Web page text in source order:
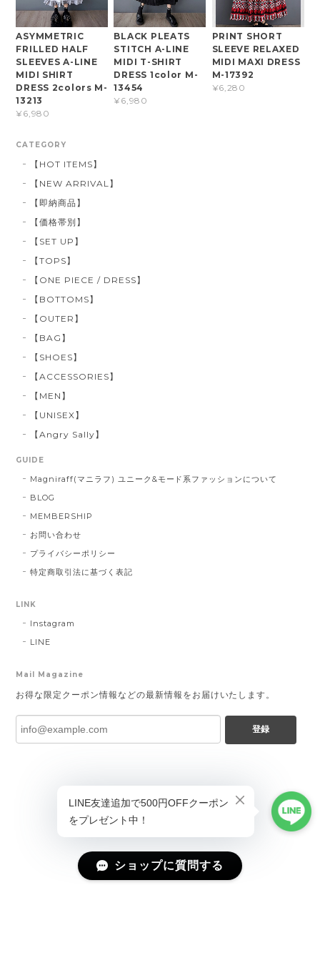
ASYMMETRIC
FRILLED HALF
SLEEVES A-LINE
MIDI SHIRT
DRESS 2colors M-
13213
¥6,980
BLACK PLEATS
STITCH A-LINE
MIDI T-SHIRT
DRESS 1color M-
13454
¥6,980
PRINT SHORT
SLEEVE RELAXED
MIDI MAXI DRESS
M-17392
¥6,280
CATEGORY
【HOT ITEMS】
【NEW ARRIVAL】
【即納商品】
【価格帯別】
【SET UP】
【TOPS】
【ONE PIECE / DRESS】
【BOTTOMS】
【OUTER】
【BAG】
【SHOES】
【ACCESSORIES】
【MEN】
【UNISEX】
【Angry Sally】
GUIDE
Magniraff(マニラフ) ユニーク&モード系ファッションについて
BLOG
MEMBERSHIP
お問い合わせ
プライバシーポリシー
特定商取引法に基づく表記
LINK
Instagram
LINE
Mail Magazine
お得な限定クーポン情報などの最新情報をお届けいたします。
登録
ショップに質問する